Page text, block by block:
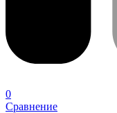
0
Сравнение